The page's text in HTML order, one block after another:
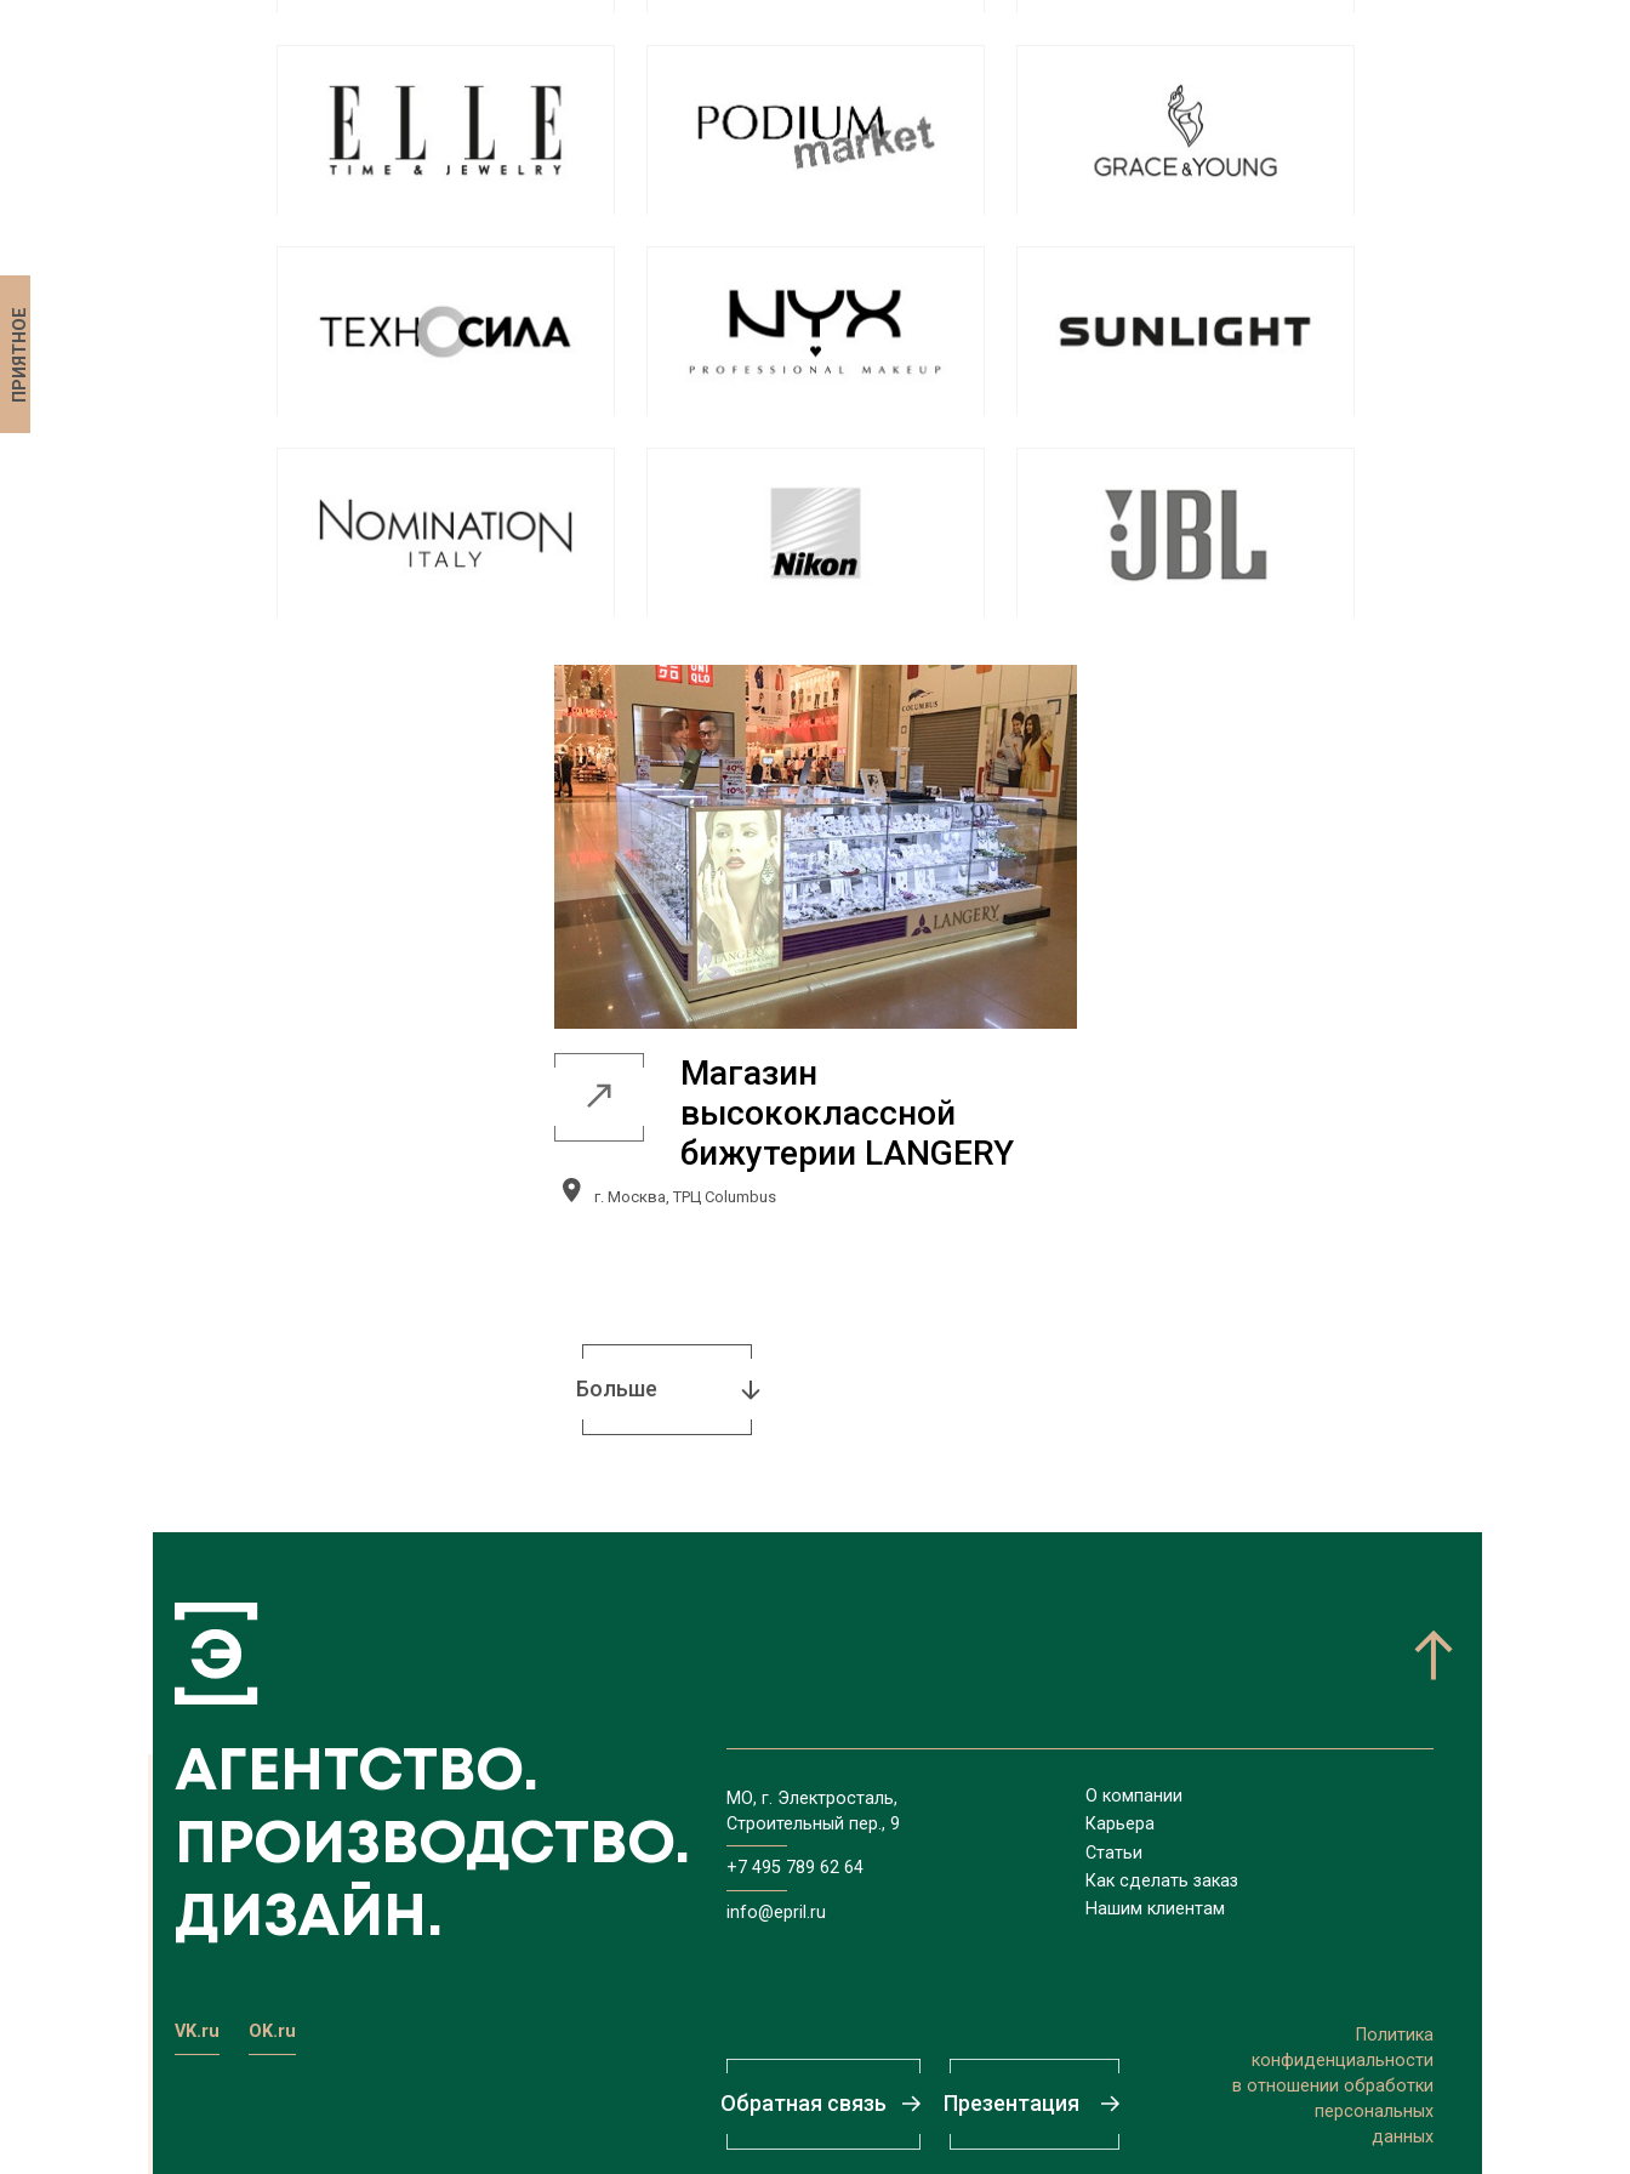
ПРИЯТНОЕ
Магазин
высококлассной
бижутерии LANGERY
г. Москва, ТРЦ Columbus
Больше
АГЕНТСТВО.
ПРОИЗВОДСТВО.
ДИЗАЙН.
VK.ru OK.ru
МО, г. Электросталь,
Строительный пер., 9
+7 495 789 62 64
info@epril.ru
О компании
Карьера
Статьи
Как сделать заказ
Нашим клиентам
Обратная связь Презентация
Политика
конфиденциальности
в отношении обработки
персональных
данных